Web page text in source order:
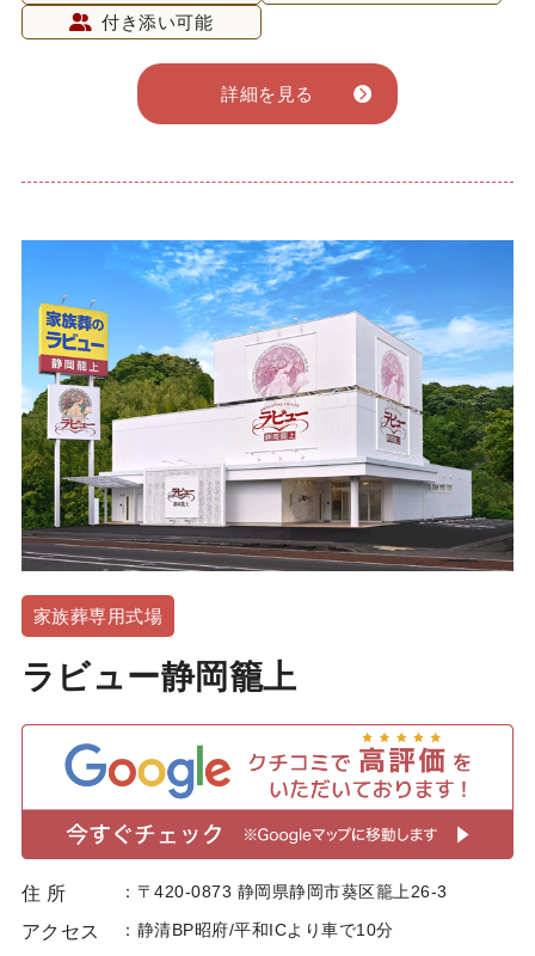
付き添い可能
詳細を見る
家族葬専用式場
ラビュー静岡籠上
住 所 〒420-0873 静岡県静岡市葵区籠上26-3
アクセス 静清BP昭府/平和ICより車で10分